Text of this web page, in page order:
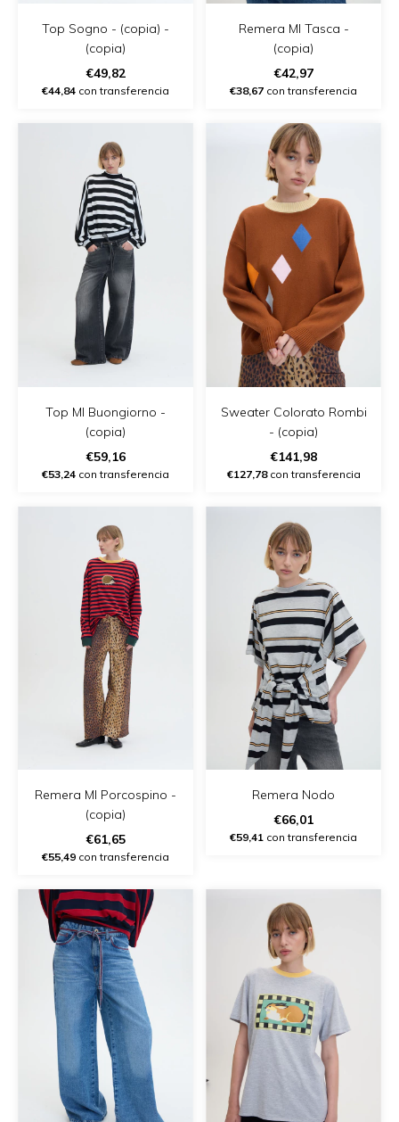
Top Sogno - (copia) -
(copia)
€49,82
€44,84 con transferencia
Remera Ml Tasca -
(copia)
€42,97
€38,67 con transferencia
Top Ml Buongiorno -
(copia)
€59,16
€53,24 con transferencia
Sweater Colorato Rombi
- (copia)
€141,98
€127,78con transferencia
Remera Ml Porcospino -
(copia)
€61,65
€55,49 con transferencia
Remera Nodo
€66,01
€59,41 con transferencia